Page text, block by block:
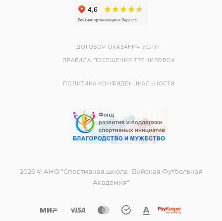
ДОГОВОР ОКАЗАНИЯ УСЛУГ
ПРАВИЛА ПОСЕЩЕНИЯ ТРЕНИРОВОК
ПОЛИТИКА КОНФИДЕНЦИАЛЬНОСТИ
2026 © АНО "Спортивная школа "Бийская Футбольная
Академия"